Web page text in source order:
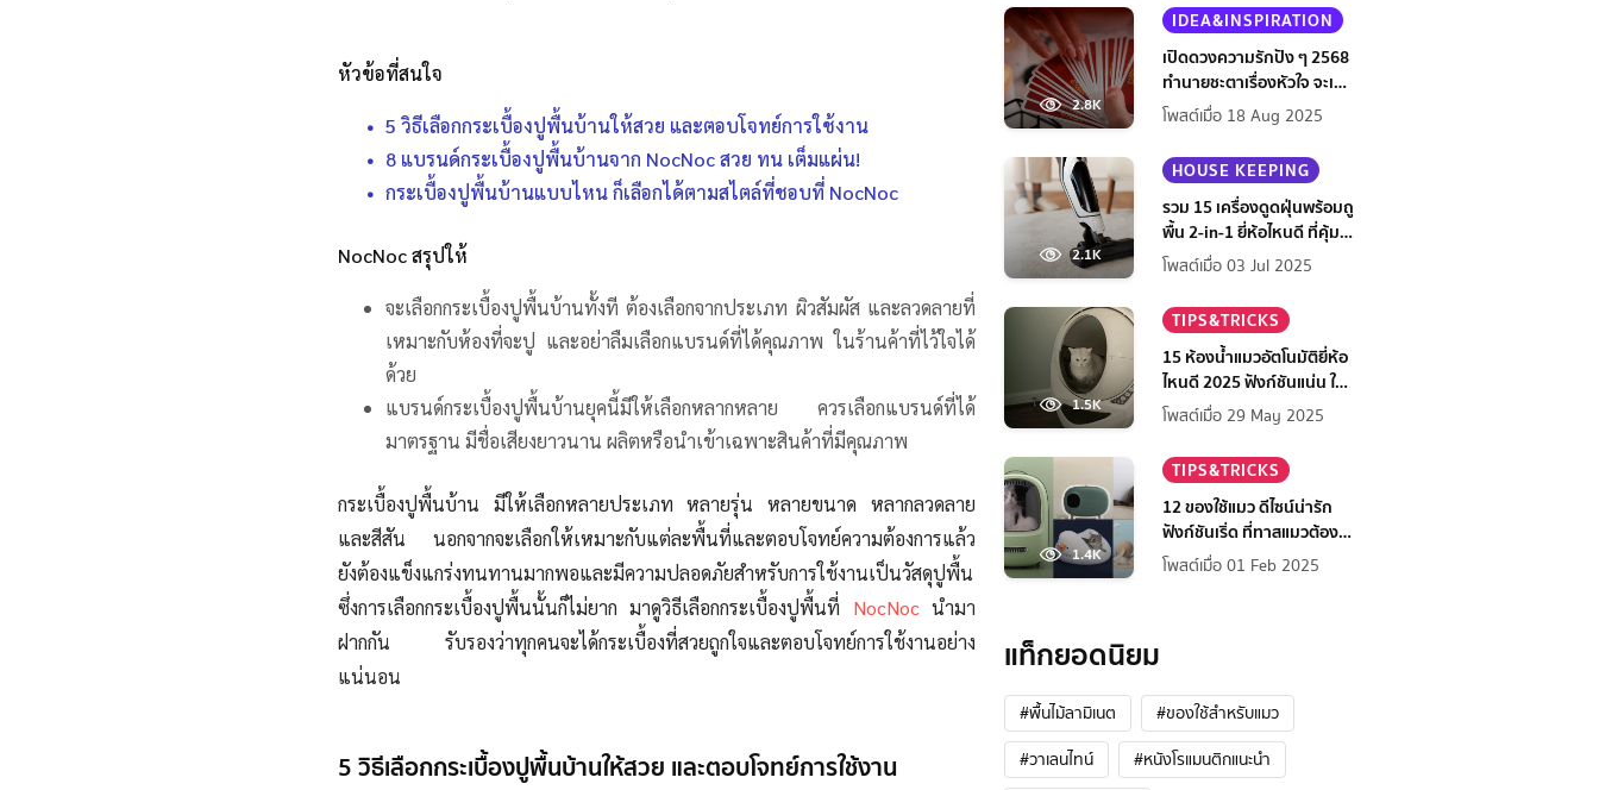
หัวข้อที่สนใจ
5 วิธีเลือกกระเบื้องปูพื้นบ้านให้สวย และตอบโจทย์การใช้งาน
8 แบรนด์กระเบื้องปูพื้นบ้านจาก NocNoc สวย ทน เต็มแผ่น!
กระเบื้องปูพื้นบ้านแบบไหน ก็เลือกได้ตามสไตล์ที่ชอบที่ NocNoc
NocNoc สรุปให้
จะเลือกกระเบื้องปูพื้นบ้านทั้งที ต้องเลือกจากประเภท ผิวสัมผัส และลวดลายที่
เหมาะกับห้องที่จะปู และอย่าลืมเลือกแบรนด์ที่ได้คุณภาพ ในร้านค้าที่ไว้ใจได้
ด้วย
แบรนด์กระเบื้องปูพื้นบ้านยุคนี้มีให้เลือกหลากหลาย ควรเลือกแบรนด์ที่ได้
มาตรฐาน มีชื่อเสียงยาวนาน ผลิตหรือนำเข้าเฉพาะสินค้าที่มีคุณภาพ
กระเบื้องปูพื้นบ้าน มีให้เลือกหลายประเภท หลายรุ่น หลายขนาด หลากลวดลาย
และสีสัน นอกจากจะเลือกให้เหมาะกับแต่ละพื้นที่และตอบโจทย์ความต้องการแล้ว
ยังต้องแข็งแกร่งทนทานมากพอและมีความปลอดภัยสำหรับการใช้งานเป็นวัสดุปูพื้น
ซึ่งการเลือกกระเบื้องปูพื้นนั้นก็ไม่ยาก มาดูวิธีเลือกกระเบื้องปูพื้นที่ NocNocนำมา
ฝากกัน รับรองว่าทุกคนจะได้กระเบื้องที่สวยถูกใจและตอบโจทย์การใช้งานอย่าง
แน่นอน
5 วิธีเลือกกระเบื้องปูพื้นบ้านให้สวย และตอบโจทย์การใช้งาน
2.8K
IDEA&INSPIRATION
เปิดดวงความรักปัง ๆ 2568
ทำนายชะตาเรื่องหัวใจ จะเป็น
ยังไงนะ
โพสต์เมื่อ 18 Aug 2025
2.1K
HOUSE KEEPING
รวม 15 เครื่องดูดฝุ่นพร้อมถู
พื้น 2-in-1 ยี่ห้อไหนดี ที่คุ้ม
ที่สุดในปี 2568
โพสต์เมื่อ 03 Jul 2025
1.5K
TIPS&TRICKS
15 ห้องน้ำแมวอัตโนมัติยี่ห้อ
ไหนดี 2025 ฟังก์ชันแน่น ใช้
สบาย สะอาดง่าย เจ้าของ
โพสต์เมื่อ 29 May 2025
1.4K
TIPS&TRICKS
12 ของใช้แมว ดีไซน์น่ารัก
ฟังก์ชันเริ่ด ที่ทาสแมวต้องมี
ไว้มัดใจเจ้านาย
โพสต์เมื่อ 01 Feb 2025
แท็กยอดนิยม
#พื้นไม้ลามิเนต
#ของใช้สำหรับแมว
#วาเลนไทน์
#หนังโรแมนติกแนะนํา